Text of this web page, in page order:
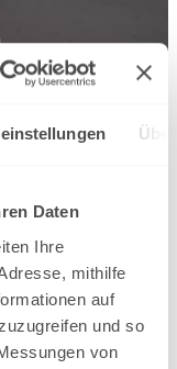
Daten
Ihre
mithilfe
auf
und so
von
geben sich an
ein Stelldichein im
neben weiteren 18
powered by
in den Kategorien
6.500 Euro (A2)